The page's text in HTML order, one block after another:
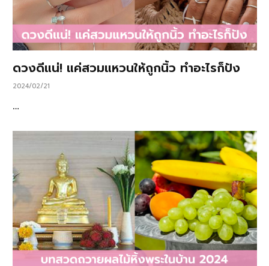
ดวงดีแน่! แค่สวมแหวนให้ถูกนิ้ว ทำอะไรก็ปัง
2024/02/21
…